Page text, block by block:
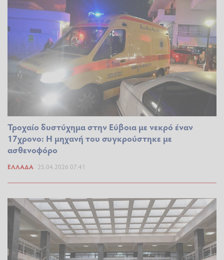
Τροχαίο δυστύχημα στην Εύβοια με νεκρό έναν
17χρονο: Η μηχανή του συγκρούστηκε με
ασθενοφόρο
ΕΛΛΆΔΑ 25.04.2026 07:41